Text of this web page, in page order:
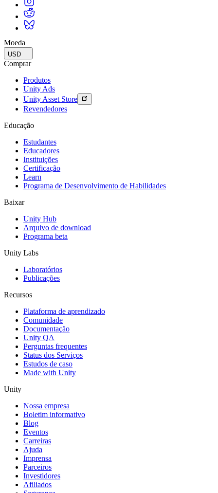
Moeda
USD
Comprar
Produtos
Unity Ads
Unity Asset Store
Revendedores
Educação
Estudantes
Educadores
Instituições
Certificação
Learn
Programa de Desenvolvimento de Habilidades
Baixar
Unity Hub
Arquivo de download
Programa beta
Unity Labs
Laboratórios
Publicações
Recursos
Plataforma de aprendizado
Comunidade
Documentação
Unity QA
Perguntas frequentes
Status dos Serviços
Estudos de caso
Made with Unity
Unity
Nossa empresa
Boletim informativo
Blog
Eventos
Carreiras
Ajuda
Imprensa
Parceiros
Investidores
Afiliados